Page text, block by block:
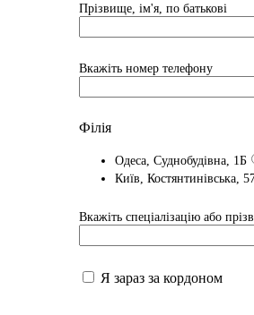
Прізвище, ім'я, по батькові
Вкажіть номер телефону
Філія
Одеса, Суднобудівна, 1Б
Київ, Костянтинівська,
Вкажіть спеціалізацію або
Я зараз за кордоном